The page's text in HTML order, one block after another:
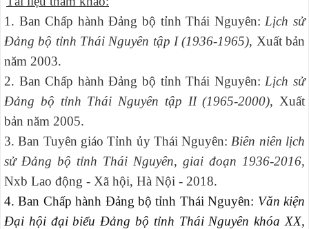
1. Ban Chấp hành Đảng bộ tỉnh Thái Nguyên: Lịch sử
Đảng bộ tỉnh Thái Nguyên tập I (1936-1965), Xuất bản
năm 2003.
2. Ban Chấp hành Đảng bộ tỉnh Thái Nguyên: Lịch sử
Đảng bộ tỉnh Thái Nguyên tập II (1965-2000), Xuất
bản năm 2005.
3. Ban Tuyên giáo Tỉnh ủy Thái Nguyên: Biên niên lịch
sử Đảng bộ tỉnh Thái Nguyên, giai đoạn 1936-2016,
Nxb Lao động - Xã hội, Hà Nội - 2018.
4. Ban Chấp hành Đảng bộ tỉnh Thái Nguyên: Văn kiện
Đại hội đại biểu Đảng bộ tỉnh Thái Nguyên khóa XX,